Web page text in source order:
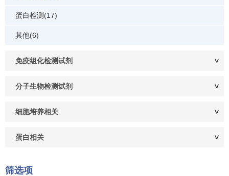
蛋白检测(17)
其他(6)
免疫组化检测试剂
分子生物检测试剂
细胞培养相关
蛋白相关
筛选项